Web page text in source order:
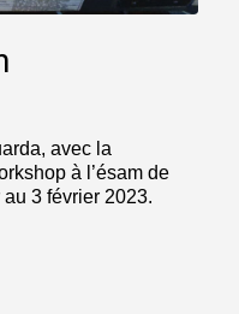
avec la
à l’ésam de
3 février 2023.